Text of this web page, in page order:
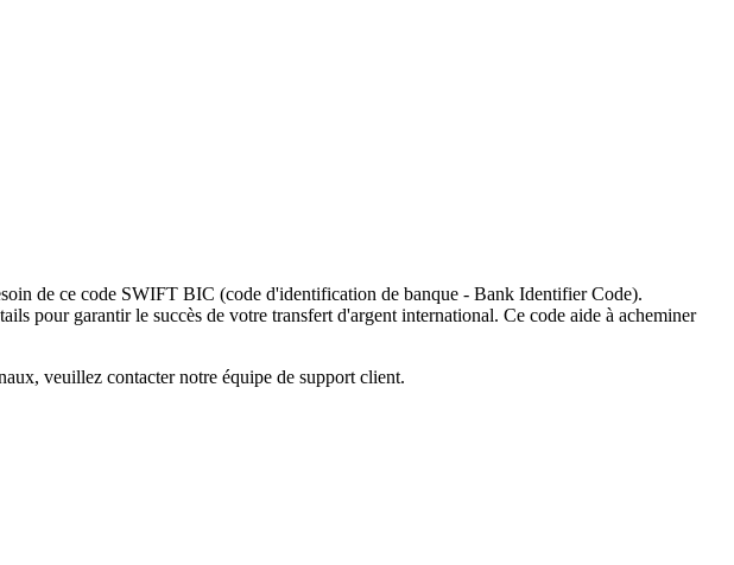
de ce code SWIFT BIC (code d'identification de banque - Bank Identifier Code).
pour garantir le succès de votre transfert d'argent international. Ce code aide à acheminer
veuillez contacter notre équipe de support client.